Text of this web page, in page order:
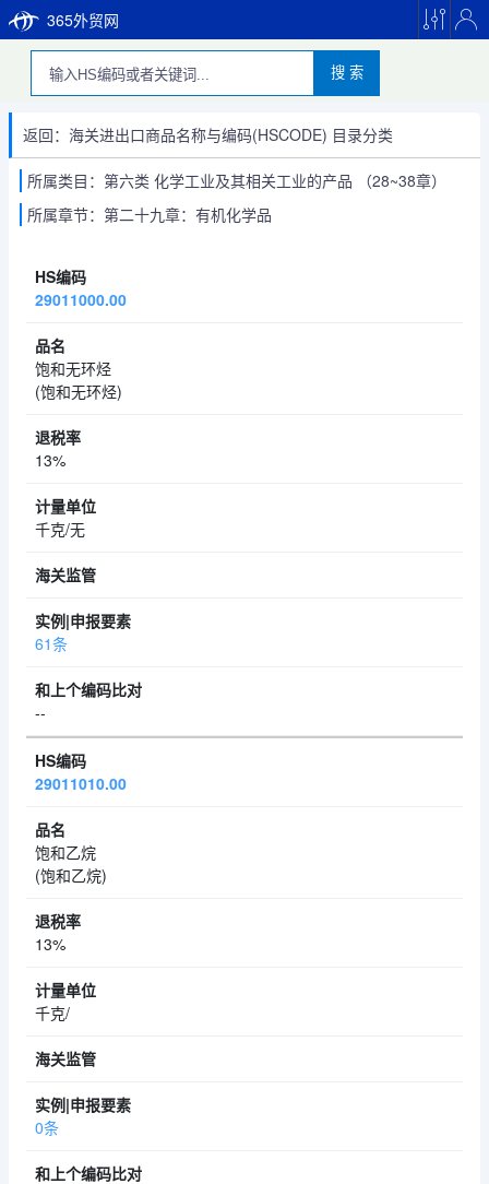
365外贸网
搜 索
返回：海关进出口商品名称与编码(HSCODE) 目录分类
所属类目：第六类 化学工业及其相关工业的产品 （28~38章）
所属章节：第二十九章：有机化学品
29011000.00
饱和无环烃
(饱和无环烃)
13%
千克/无
61条
--
29011010.00
饱和乙烷
(饱和乙烷)
13%
千克/
0条